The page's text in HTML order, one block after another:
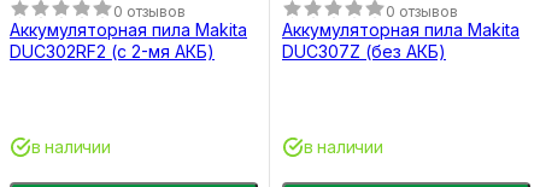
0 отзывов
Аккумуляторная пила Makita
DUC302RF2 (с 2-мя АКБ)
в наличии
0 отзывов
Аккумуляторная пила Makita
DUC307Z (без АКБ)
в наличии